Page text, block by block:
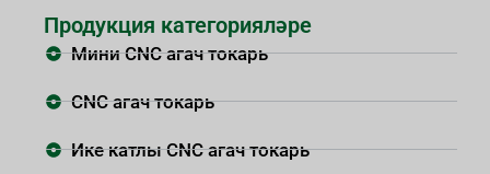
Продукция категорияләре
Мини CNC агач токарь
CNC агач токарь
Ике катлы CNC агач токарь